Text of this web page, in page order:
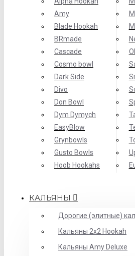
Amy
Blade Hookah
BRmade
Cascade
Cosmo bowl
Dark Side
Divo
Don Bowl
Dym Dymych
EasyBlow
Grynbowls
Gusto Bowls
Hoob Hookahs
КАЛЬЯНЫ
Дорогие (элитные)
Кальяны 2х2 Hookah
Кальяны Amy Deluxe